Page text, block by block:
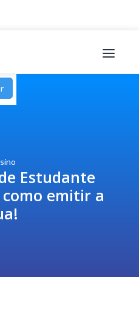
Estudante
emitir a